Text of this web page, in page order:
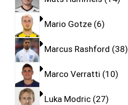
Mario Gotze 6
Marcus Rashford 38
Marco Verratti 10
Luka Modric 27